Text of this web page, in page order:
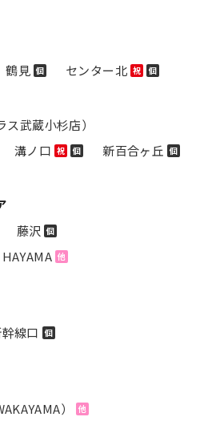
鶴見 個 センター北 祝 個
武蔵小杉店）
溝ノ口 祝 個 新百合ヶ丘 個
藤沢 個
他
線口 個
） 他